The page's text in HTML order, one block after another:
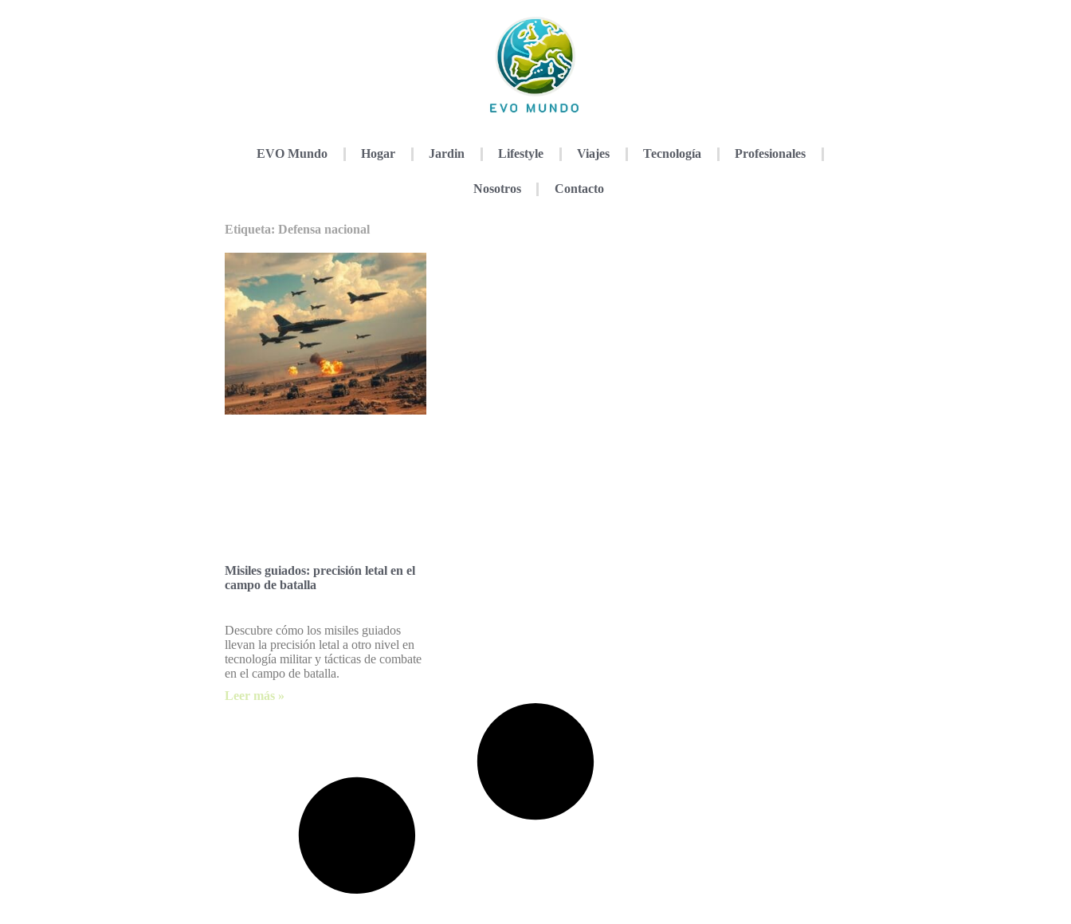
EVO Mundo Hogar Jardin Lifestyle Viajes Tecnología Profesionales
Nosotros Contacto
Etiqueta: Defensa nacional
Misiles guiados: precisión letal en el
campo de batalla
Descubre cómo los misiles guiados
llevan la precisión letal a otro nivel en
tecnología militar y tácticas de combate
en el campo de batalla.
Leer más »